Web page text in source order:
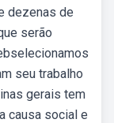
dezenas de
serão
seu trabalho
gerais tem
causa social e